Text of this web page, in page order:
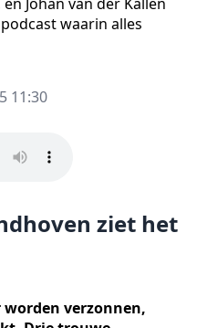
waarin alles
11:30
ziet het
worden verzonnen,